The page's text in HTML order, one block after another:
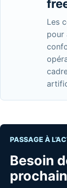
Les
pour
PASSAGE À
Besoin